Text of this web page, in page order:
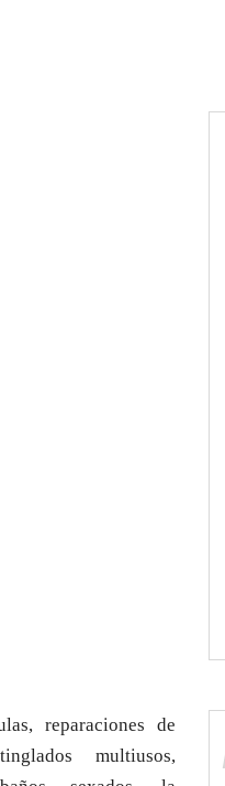
reparaciones de
multiusos,